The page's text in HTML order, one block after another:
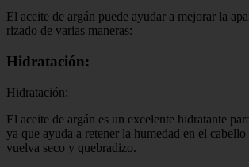
El aceite de argán puede ayudar a mejorar la
rizado de varias maneras:
Hidratación:
Hidratación:
El aceite de argán es un excelente hidratante
ya que ayuda a retener la humedad en el
vuelva seco y quebradizo.